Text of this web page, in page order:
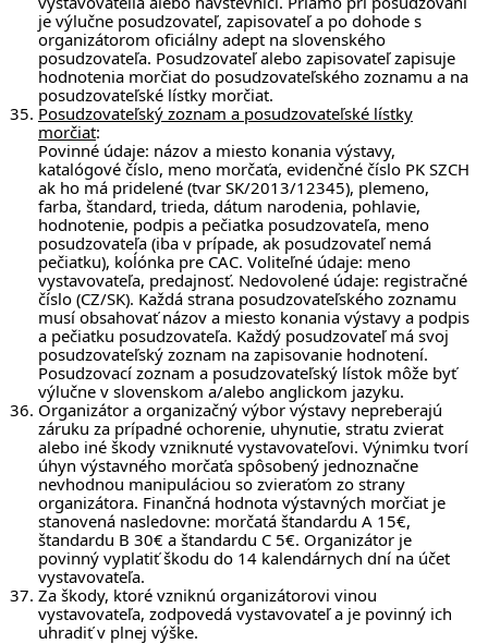
je výlučne posudzovateľ, zapisovateľ a po dohode s
organizátorom oficiálny adept na slovenského
posudzovateľa. Posudzovateľ alebo zapisovateľ zapisuje
hodnotenia morčiat do posudzovateľského zoznamu a na
posudzovateľské lístky morčiat.
Posudzovateľský zoznam a posudzovateľské lístky
morčiat:
Povinné údaje: názov a miesto konania výstavy,
katalógové číslo, meno morčaťa, evidenčné číslo PK SZCH
ak ho má pridelené (tvar SK/2013/12345), plemeno,
farba, štandard, trieda, dátum narodenia, pohlavie,
hodnotenie, podpis a pečiatka posudzovateľa, meno
posudzovateľa (iba v prípade, ak posudzovateľ nemá
pečiatku), koĺónka pre CAC. Voliteľné údaje: meno
vystavovateľa, predajnosť. Nedovolené údaje: registračné
číslo (CZ/SK). Každá strana posudzovateľského zoznamu
musí obsahovať názov a miesto konania výstavy a podpis
a pečiatku posudzovateľa. Každý posudzovateľ má svoj
posudzovateľský zoznam na zapisovanie hodnotení.
Posudzovací zoznam a posudzovateľský lístok môže byť
výlučne v slovenskom a/alebo anglickom jazyku.
Organizátor a organizačný výbor výstavy nepreberajú
záruku za prípadné ochorenie, uhynutie, stratu zvierat
alebo iné škody vzniknuté vystavovateľovi. Výnimku tvorí
úhyn výstavného morčaťa spôsobený jednoznačne
nevhodnou manipuláciou so zvieraťom zo strany
organizátora. Finančná hodnota výstavných morčiat je
stanovená nasledovne: morčatá štandardu A 15€,
štandardu B 30€ a štandardu C 5€. Organizátor je
povinný vyplatiť škodu do 14 kalendárnych dní na účet
vystavovateľa.
Za škody, ktoré vzniknú organizátorovi vinou
vystavovateľa, zodpovedá vystavovateľ a je povinný ich
uhradiť v plnej výške.